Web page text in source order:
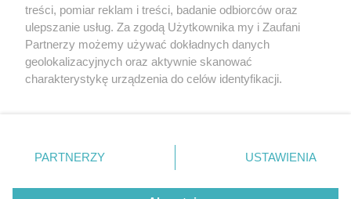
© 2026 Grupa ZPR Media
treści, pomiar reklam i treści, badanie odbiorców oraz
ulepszanie usług. Za zgodą Użytkownika my i Zaufani
Partnerzy możemy używać dokładnych danych
geolokalizacyjnych oraz aktywnie skanować
charakterystykę urządzenia do celów identyfikacji.
zmienić/wycofać klikając przycisk ustawień prywatności
znajdujący się w lewym dolnym rogu strony
rodzaje przetwarzania danych nie wymagają zgody
PARTNERZY USTAWIENIA